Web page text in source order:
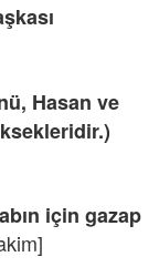
Hasan ve
için gazap